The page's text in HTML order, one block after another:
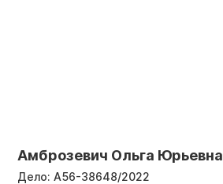
Амброзевич Ольга Юрьевна
Дело: А56-38648/2022